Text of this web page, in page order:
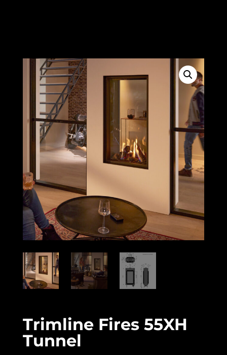
Trimline Fires 55XH
Tunnel